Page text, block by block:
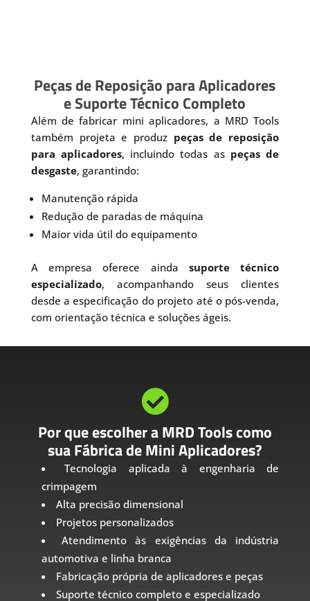
Peças de Reposição para Aplicadores
e Suporte Técnico Completo
Além de fabricar mini aplicadores, a MRD Tools
também projeta e produz peças de reposição
para aplicadores, incluindo todas as peças de
desgaste, garantindo:
Manutenção rápida
Redução de paradas de máquina
Maior vida útil do equipamento
A empresa oferece ainda suporte técnico
especializado, acompanhando seus clientes
desde a especificação do projeto até o pós-venda,
com orientação técnica e soluções ágeis.

Por que escolher a MRD Tools como
sua Fábrica de Mini Aplicadores?
Tecnologia aplicada à engenharia de
crimpagem
Alta precisão dimensional
Projetos personalizados
Atendimento às exigências da indústria
automotiva e linha branca
Fabricação própria de aplicadores e peças
Suporte técnico completo e especializado